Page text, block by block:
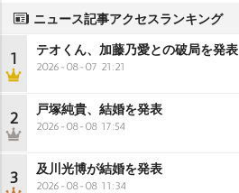
ニュース記事アクセスランキング
1 テオくん、加藤乃愛との破局を発表
2026-08-07 21:21
2 戸塚純貴、結婚を発表
2026-08-08 17:54
3 及川光博が結婚を発表
2026-08-08 11:34